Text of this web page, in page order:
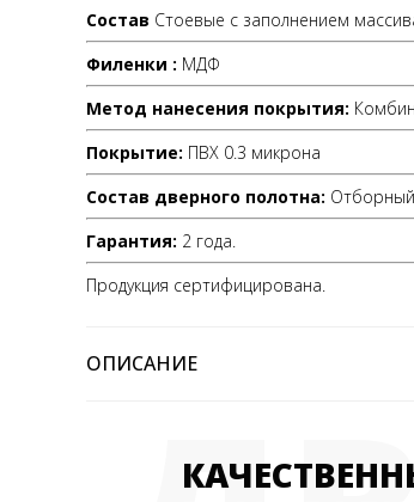
Состав Стоевые с заполнением
Филенки : МДФ
Метод нанесения покрытия:
Покрытие: ПВХ 0.3 микрона
Состав дверного полотна:
Гарантия: 2 года.
Продукция сертифицирована.
ОПИСАНИЕ